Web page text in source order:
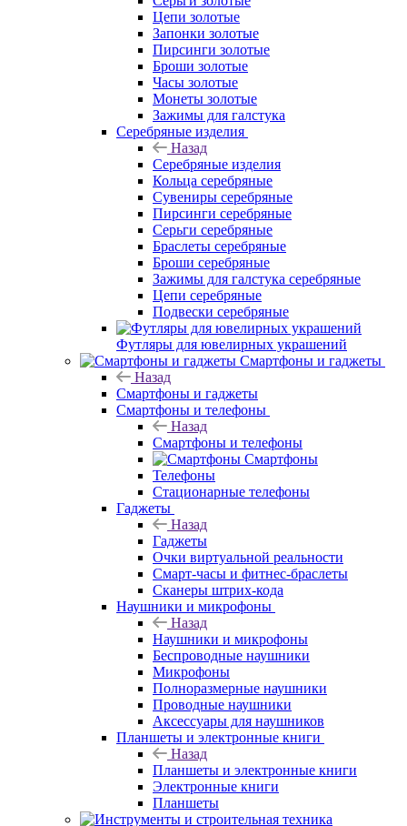
Цепи золотые
Запонки золотые
Пирсинги золотые
Броши золотые
Часы золотые
Монеты золотые
Зажимы для галстука
Серебряные изделия
Назад
Серебряные изделия
Кольца серебряные
Сувениры серебряные
Пирсинги серебряные
Серьги серебряные
Браслеты серебряные
Броши серебряные
Зажимы для галстука серебряные
Цепи серебряные
Подвески серебряные
Футляры для ювелирных украшений
Смартфоны и гаджеты
Назад
Смартфоны и гаджеты
Смартфоны и телефоны
Назад
Смартфоны и телефоны
Смартфоны
Телефоны
Стационарные телефоны
Гаджеты
Назад
Гаджеты
Очки виртуальной реальности
Смарт-часы и фитнес-браслеты
Сканеры штрих-кода
Наушники и микрофоны
Назад
Наушники и микрофоны
Беспроводные наушники
Микрофоны
Полноразмерные наушники
Проводные наушники
Аксессуары для наушников
Планшеты и электронные книги
Назад
Планшеты и электронные книги
Электронные книги
Планшеты